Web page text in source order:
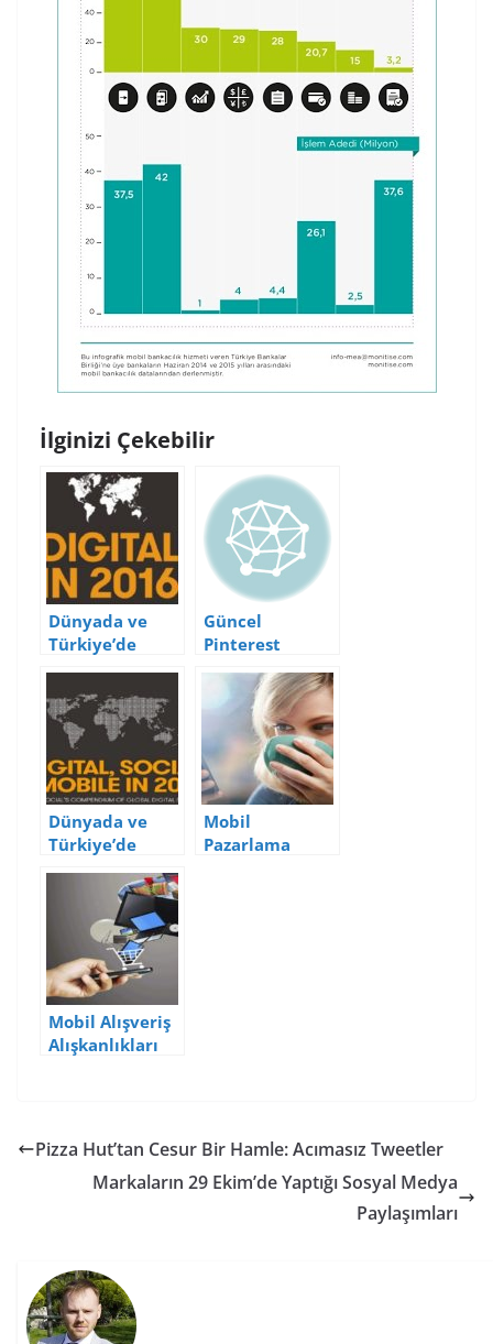
İlginizi Çekebilir
Dünyada ve
Türkiye’de
Dijital, Mobil ve
Sosyal Medya
Kullanım
İstatistikleri
(2016)
Güncel
Pinterest
İstatistikleri
Dünyada ve
Türkiye’de
Dijital, Mobil ve
Sosyal Medya
Kullanım
İstatistikleri
(2015)
Mobil
Pazarlama
Mobil Alışveriş
Alışkanlıkları
Pizza Hut’tan Cesur Bir Hamle: Acımasız Tweetler
Markaların 29 Ekim’de Yaptığı Sosyal Medya
Paylaşımları